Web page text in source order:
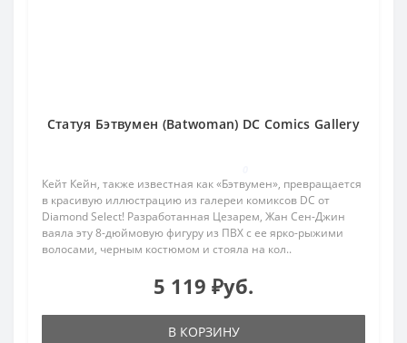
Статуя Бэтвумен (Batwoman) DC Comics Gallery
Кейт Кейн, также известная как «Бэтвумен», превращается
в красивую иллюстрацию из галереи комиксов DC от
Diamond Select! Разработанная Цезарем, Жан Сен-Джин
ваяла эту 8-дюймовую фигуру из ПВХ с ее ярко-рыжими
волосами, черным костюмом и стояла на кол..
5 119 ₽уб.
В КОРЗИНУ